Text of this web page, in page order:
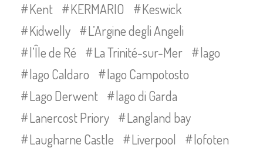
Kent
KERMARIO
Keswick
Kidwelly
L’Argine degli Angeli
l’Île de Ré
La Trinité-sur-Mer
lago
lago Caldaro
lago Campotosto
Lago Derwent
lago di Garda
Lanercost Priory
Langland bay
Laugharne Castle
Liverpool
lofoten